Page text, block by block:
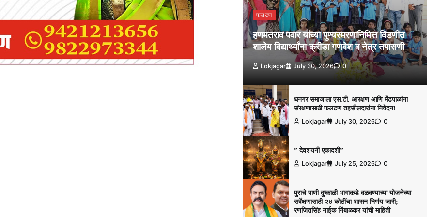
फलटण
हणमंतराव पवार यांच्या पुण्यस्मरणानिमित्त विडणीत
शालेय विद्यार्थ्यांना क्रीडा गणवेश व नेत्र तपासणी
Lokjagar July 30, 2026 0
धनगर समाजाला एस.टी. आरक्षण आणि मेंढपाळांना
संरक्षणासाठी फलटण तहसीलदारांना निवेदन!
Lokjagar July 30, 2026 0
” देवशयनी एकादशी”
Lokjagar July 25, 2026 0
पुराचे पाणी दुष्काळी भागाकडे वळवण्याच्या योजनेच्या
सर्वेक्षणासाठी २४ कोटींचा शासन निर्णय जारी;
रणजितसिंह नाईक निंबाळकर यांची माहिती